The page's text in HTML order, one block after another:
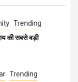
Trending
की सबसे बड़ी
Trending